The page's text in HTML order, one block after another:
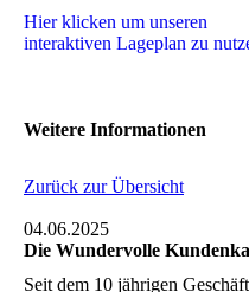
Hier klicken um unseren
interaktiven La­ge­plan zu
Weitere Informationen
Zurück zur Übersicht
04.06.2025
Die Wundervolle
Seit dem 10 jährigen